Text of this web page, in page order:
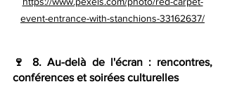
event-entrance-with-stanchions-33162637/
🍷 8. Au-delà de l'écran : rencontres,
conférences et soirées culturelles